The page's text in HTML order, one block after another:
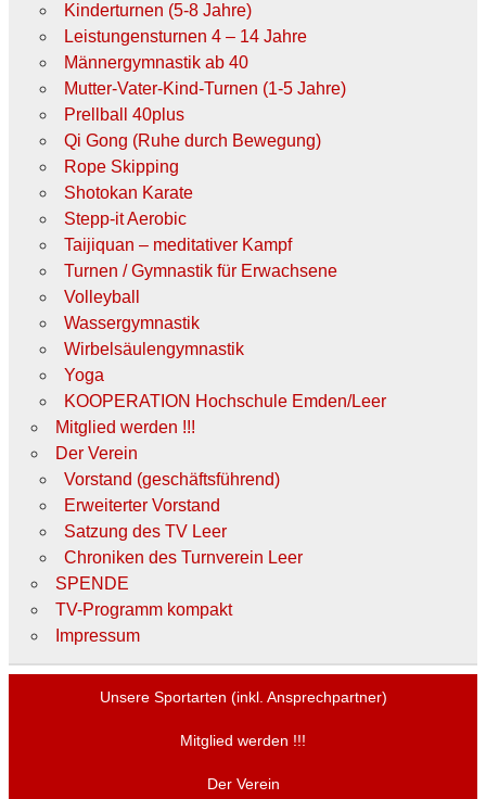
Kinderturnen (5-8 Jahre)
Leistungensturnen 4 – 14 Jahre
Männergymnastik ab 40
Mutter-Vater-Kind-Turnen (1-5 Jahre)
Prellball 40plus
Qi Gong (Ruhe durch Bewegung)
Rope Skipping
Shotokan Karate
Stepp-it Aerobic
Taijiquan – meditativer Kampf
Turnen / Gymnastik für Erwachsene
Volleyball
Wassergymnastik
Wirbelsäulengymnastik
Yoga
KOOPERATION Hochschule Emden/Leer
Mitglied werden !!!
Der Verein
Vorstand (geschäftsführend)
Erweiterter Vorstand
Satzung des TV Leer
Chroniken des Turnverein Leer
SPENDE
TV-Programm kompakt
Impressum
Unsere Sportarten (inkl. Ansprechpartner)
Mitglied werden !!!
Der Verein